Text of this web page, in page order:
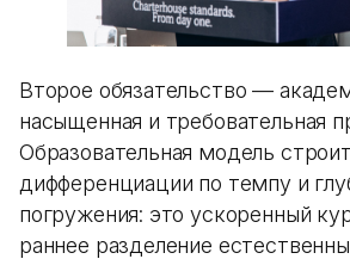
Второе обязательство —
насыщенная и требовательная
Образовательная модель
дифференциации по темпу и
погружения: это ускоренный
раннее разделение